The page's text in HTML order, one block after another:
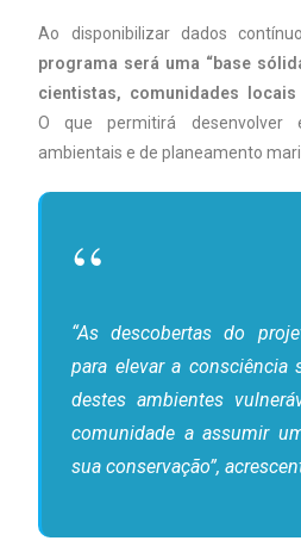
Ao disponibilizar dados
programa será uma “base
cientistas, comunidades
O que permitirá desenvolver
ambientais e de planeamento
“As descobertas do
para elevar a consciência
destes ambientes
comunidade a assumir
sua conservação”,